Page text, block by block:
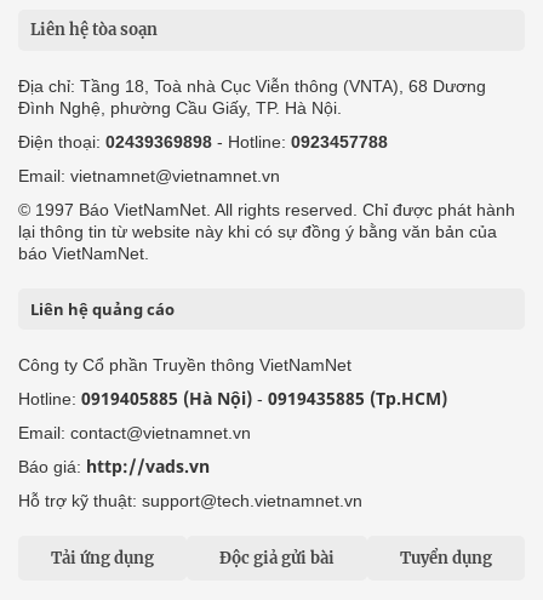
Liên hệ tòa soạn
Địa chỉ: Tầng 18, Toà nhà Cục Viễn thông (VNTA), 68 Dương
Đình Nghệ, phường Cầu Giấy, TP. Hà Nội.
Điện thoại: 02439369898 - Hotline: 0923457788
Email: vietnamnet@vietnamnet.vn
© 1997 Báo VietNamNet. All rights reserved. Chỉ được phát hành
lại thông tin từ website này khi có sự đồng ý bằng văn bản của
báo VietNamNet.
Liên hệ quảng cáo
Công ty Cổ phần Truyền thông VietNamNet
Hotline: 0919405885 (Hà Nội) - 0919435885 (Tp.HCM)
Email: contact@vietnamnet.vn
Báo giá: http://vads.vn
Hỗ trợ kỹ thuật: support@tech.vietnamnet.vn
Tải ứng dụng Độc giả gửi bài Tuyển dụng